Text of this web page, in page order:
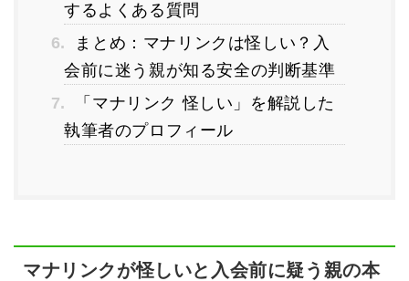
するよくある質問
6.
まとめ：マナリンクは怪しい？入
会前に迷う親が知る安全の判断基準
7.
「マナリンク 怪しい」を解説した
執筆者のプロフィール
マナリンクが怪しいと入会前に疑う親の本